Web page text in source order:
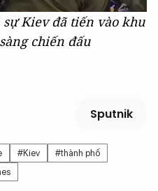
Kiev đã tiến vào khu
chiến đấu
Sputnik
#Kiev
#thành phố